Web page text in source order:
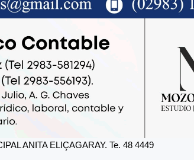
ANITA ELIÇAGARAY. Te. 48 4449